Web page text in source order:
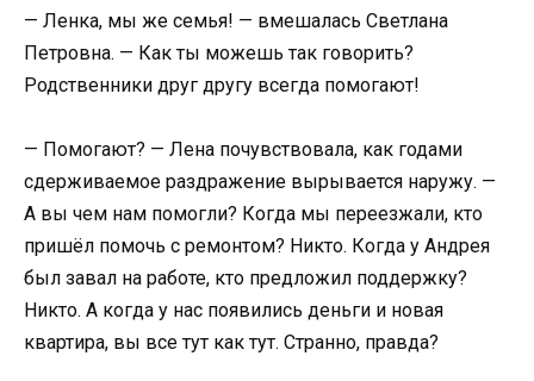
— Ленка, мы же семья! — вмешалась Светлана
Петровна. — Как ты можешь так говорить?
Родственники друг другу всегда помогают!
— Помогают? — Лена почувствовала, как годами
сдерживаемое раздражение вырывается наружу. —
А вы чем нам помогли? Когда мы переезжали, кто
пришёл помочь с ремонтом? Никто. Когда у Андрея
был завал на работе, кто предложил поддержку?
Никто. А когда у нас появились деньги и новая
квартира, вы все тут как тут. Странно, правда?